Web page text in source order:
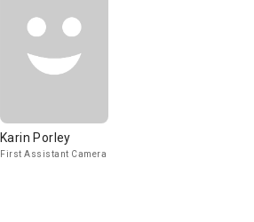
Karin Porley
First Assistant Camera